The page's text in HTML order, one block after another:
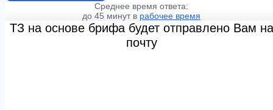
Среднее время ответа:
до 45 минут в рабочее время
ТЗ на основе брифа будет отправлено Вам на
почту